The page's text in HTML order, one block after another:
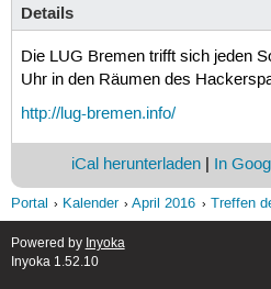
Details
Die LUG Bremen trifft sich jeden
Uhr in den Räumen des
http://lug-bremen.info/
iCal herunterladen| In
Portal Kalender April 2016 Treffen
Powered by Inyoka
Inyoka 1.52.10